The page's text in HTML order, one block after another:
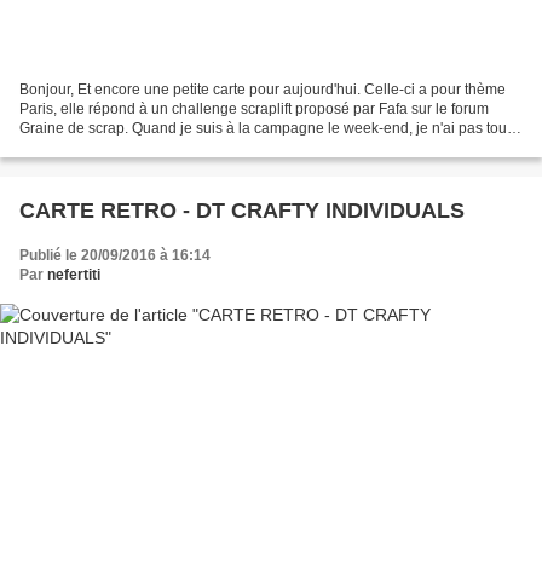
Bonjour, Et encore une petite carte pour aujourd'hui. Celle-ci a pour thème
Paris, elle répond à un challenge scraplift proposé par Fafa sur le forum
Graine de scrap. Quand je suis à la campagne le week-end, je n'ai pas tout
CARTE RETRO - DT CRAFTY INDIVIDUALS
Publié le 20/09/2016 à 16:14
Par nefertiti